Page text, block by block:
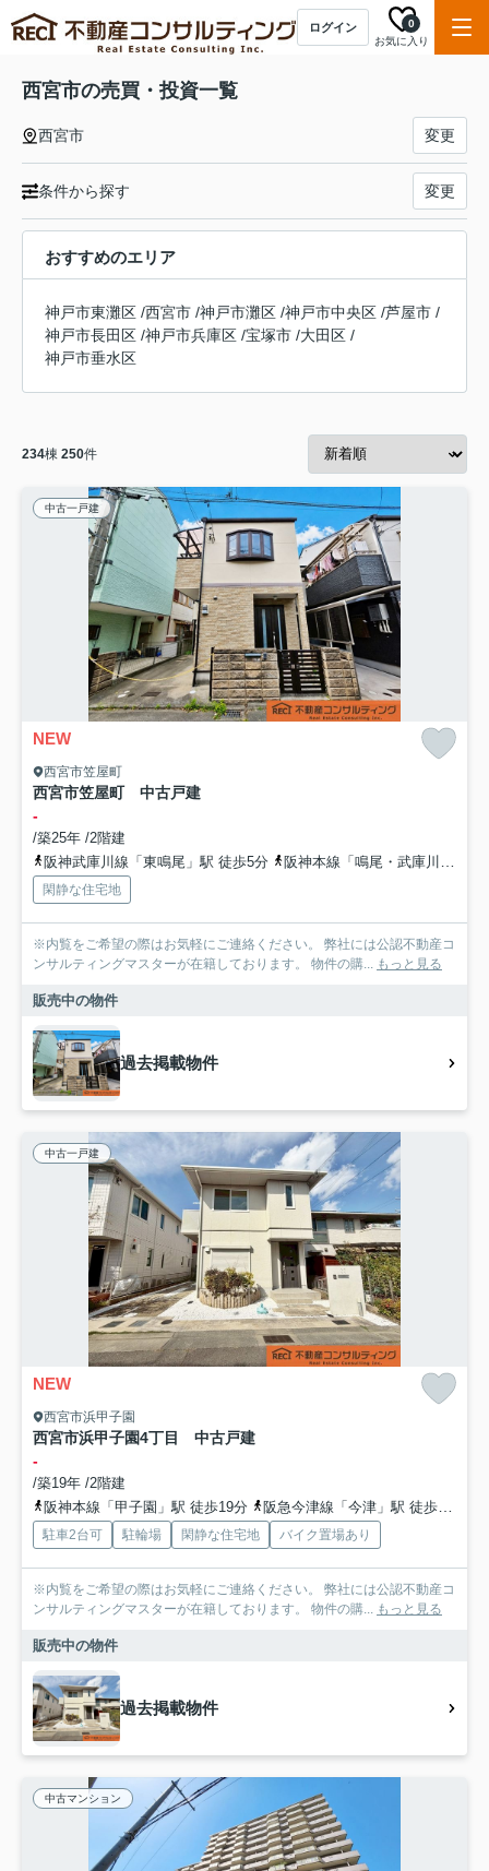
ログイン
お気に入り
0
西宮市の売買・投資一覧
西宮市 変更
条件から探す 変更
おすすめのエリア
神戸市東灘区 /西宮市 /神戸市灘区 /神戸市中央区 /芦屋市 /
神戸市長田区 /神戸市兵庫区 /宝塚市 /大田区 /
神戸市垂水区
234棟 250件
中古一戸建
NEW
西宮市笠屋町
西宮市笠屋町 中古戸建
-
/築25年 /2階建
阪神武庫川線「東鳴尾」駅 徒歩5分
阪神本線「鳴尾・武庫川女子大前」駅 徒歩15分
閑静な住宅地
※内覧をご希望の際はお気軽にご連絡ください。 弊社には公認不動産コ
ンサルティングマスターが在籍しております。 物件の購... もっと見る
販売中の物件
過去掲載物件
中古一戸建
NEW
西宮市浜甲子園
西宮市浜甲子園4丁目 中古戸建
-
/築19年 /2階建
阪神本線「甲子園」駅 徒歩19分
阪急今津線「今津」駅 徒歩26分
駐車2台可 駐輪場 閑静な住宅地 バイク置場あり
※内覧をご希望の際はお気軽にご連絡ください。 弊社には公認不動産コ
ンサルティングマスターが在籍しております。 物件の購... もっと見る
販売中の物件
過去掲載物件
中古マンション